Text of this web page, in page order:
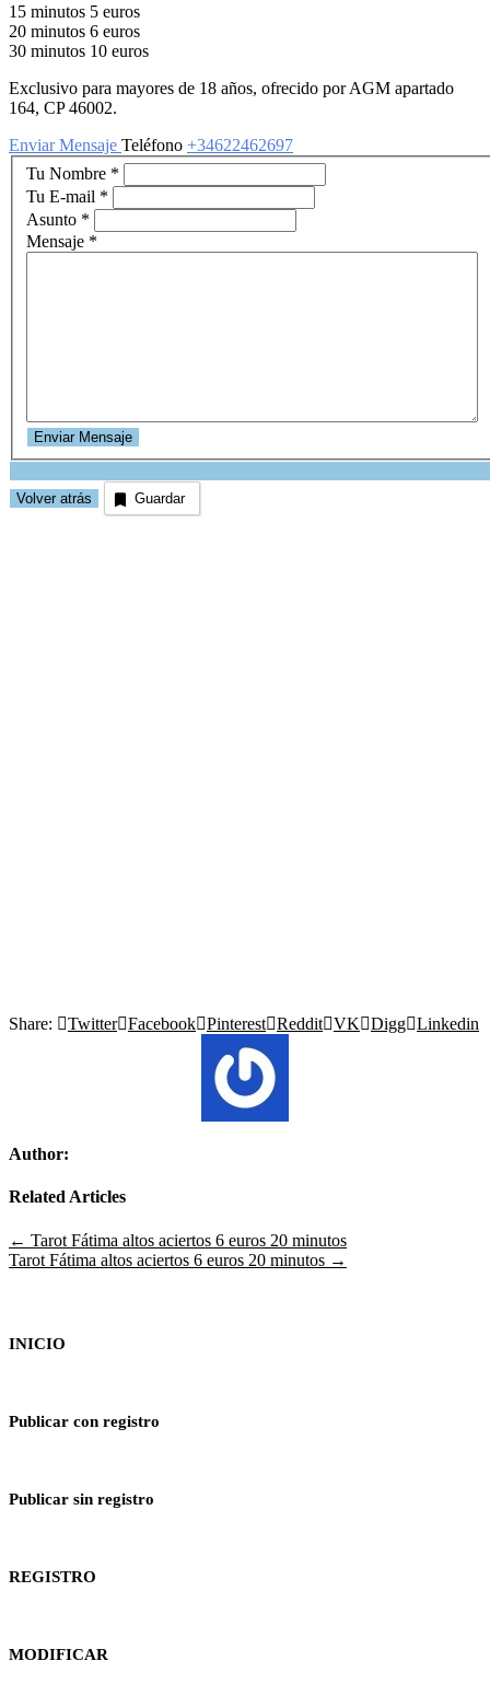
15 minutos 5 euros
20 minutos 6 euros
30 minutos 10 euros
Exclusivo para mayores de 18 años, ofrecido por AGM apartado
164, CP 46002.
Enviar Mensaje Teléfono +34622462697
Tu Nombre *
Tu E-mail *
Asunto *
Mensaje *
Guardar
Share: Twitter Facebook Pinterest Reddit VK Digg Linkedin
Author:
Related Articles
Navegación
de
← Tarot Fátima altos aciertos 6 euros 20 minutos
Tarot Fátima altos aciertos 6 euros 20 minutos →
INICIO
Publicar con registro
Publicar sin registro
REGISTRO
MODIFICAR